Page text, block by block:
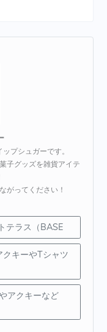
プシュガーです。
子グッズを雑貨アイテ
がってください！
テラス（BASE
キーやTシャツ
アクキーなど